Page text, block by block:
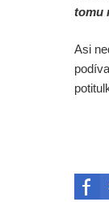
tomu
Asi